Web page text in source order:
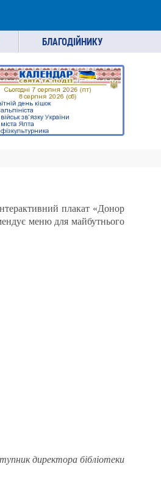
БЛАГОДІЙНИКУ
плакат «Донор
меню для майбутнього
директора бібліотеки